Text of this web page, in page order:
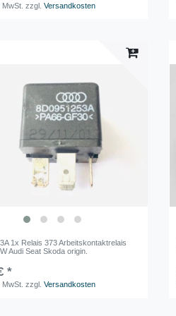
zzgl.Versandkosten
1x Relais 373 Arbeitskontaktrelais
Audi Seat Skoda origin.
*
zzgl.Versandkosten